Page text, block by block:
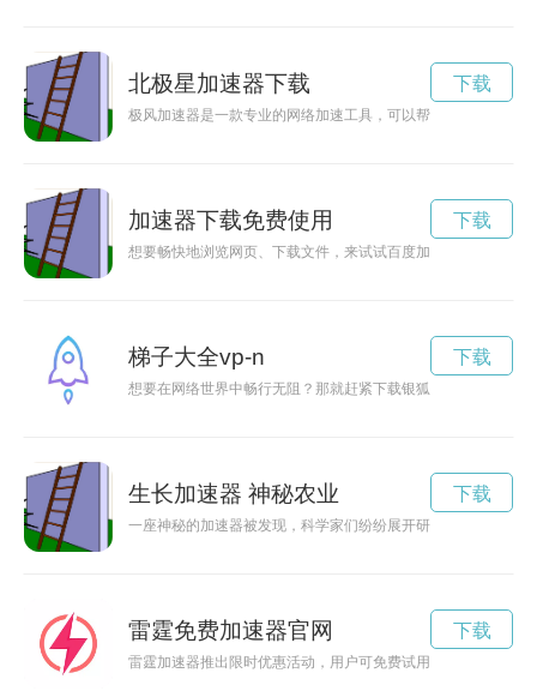
北极星加速器下载
极风加速器是一款专业的网络加速工具，可以帮助用户提升网
下载
加速器下载免费使用
想要畅快地浏览网页、下载文件，来试试百度加速器下载吧！
下载
梯子大全vp-n
想要在网络世界中畅行无阻？那就赶紧下载银狐加速器吧！它
下载
生长加速器 神秘农业
一座神秘的加速器被发现，科学家们纷纷展开研究，但是其中隐
下载
雷霆免费加速器官网
雷霆加速器推出限时优惠活动，用户可免费试用2小时，加速网
下载